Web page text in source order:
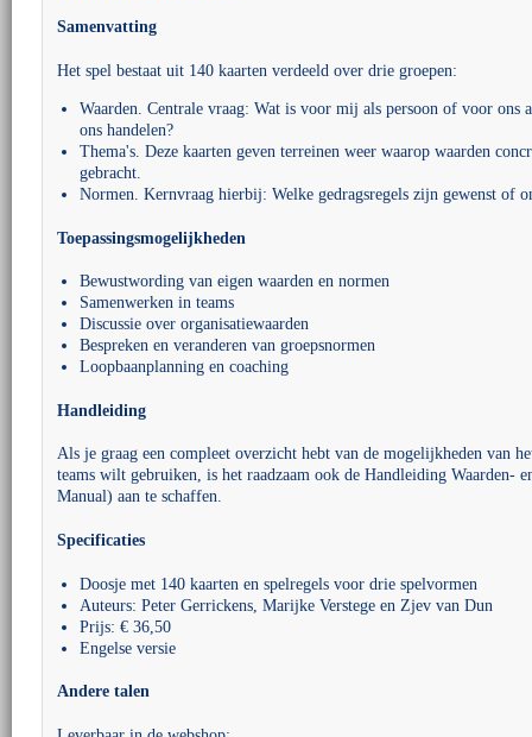
Samenvatting
Het spel bestaat uit 140 kaarten verdeeld over drie groepen:
Waarden. Centrale vraag: Wat is voor mij als persoon of voor ons
ons handelen?
Thema's. Deze kaarten geven terreinen weer waarop waarden
gebracht.
Normen. Kernvraag hierbij: Welke gedragsregels zijn gewenst of
Toepassingsmogelijkheden
Bewustwording van eigen waarden en normen
Samenwerken in teams
Discussie over organisatiewaarden
Bespreken en veranderen van groepsnormen
Loopbaanplanning en coaching
Handleiding
Als je graag een compleet overzicht hebt van de mogelijkheden van
teams wilt gebruiken, is het raadzaam ook de Handleiding Waarden-
Manual) aan te schaffen.
Specificaties
Doosje met 140 kaarten en spelregels voor drie spelvormen
Auteurs: Peter Gerrickens, Marijke Verstege en Zjev van Dun
Prijs: € 36,50
Engelse versie
Andere talen